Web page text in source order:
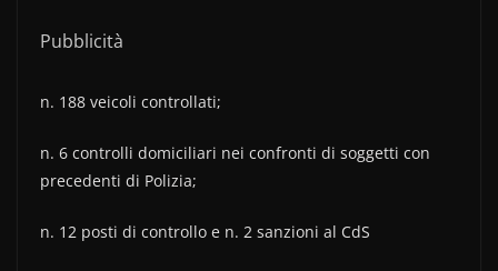
Pubblicità
n. 188 veicoli controllati;
n. 6 controlli domiciliari nei confronti di soggetti con
precedenti di Polizia;
n. 12 posti di controllo e n. 2 sanzioni al CdS